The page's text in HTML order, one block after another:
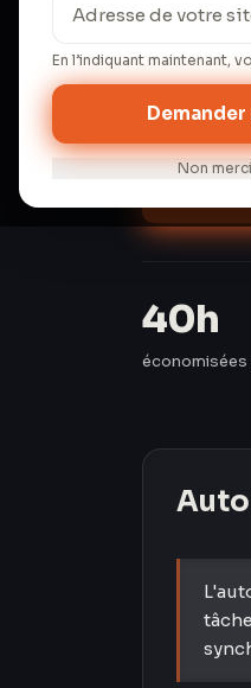
En l’indiquant maintenant,
Non
temps
semaines.
40h
économisées